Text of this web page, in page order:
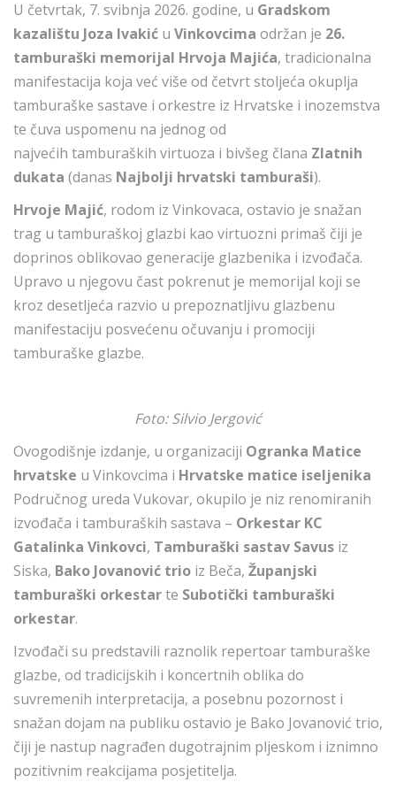
U četvrtak, 7. svibnja 2026. godine, u Gradskom
kazalištu Joza Ivakić u Vinkovcima održan je 26.
tamburaški memorijal Hrvoja Majića, tradicionalna
manifestacija koja već više od četvrt stoljeća okuplja
tamburaške sastave i orkestre iz Hrvatske i inozemstva
te čuva uspomenu na jednog od
najvećih tamburaških virtuoza i bivšeg člana Zlatnih
dukata (danas Najbolji hrvatski tamburaši).
Hrvoje Majić, rodom iz Vinkovaca, ostavio je snažan
trag u tamburaškoj glazbi kao virtuozni primaš čiji je
doprinos oblikovao generacije glazbenika i izvođača.
Upravo u njegovu čast pokrenut je memorijal koji se
kroz desetljeća razvio u prepoznatljivu glazbenu
manifestaciju posvećenu očuvanju i promociji
tamburaške glazbe.
Foto: Silvio Jergović
Ovogodišnje izdanje, u organizaciji Ogranka Matice
hrvatske u Vinkovcima i Hrvatske matice iseljenika
Područnog ureda Vukovar, okupilo je niz renomiranih
izvođača i tamburaških sastava – Orkestar KC
Gatalinka Vinkovci, Tamburaški sastav Savus iz
Siska, Bako Jovanović trio iz Beča, Županjski
tamburaški orkestarte Subotički tamburaški
orkestar.
Izvođači su predstavili raznolik repertoar tamburaške
glazbe, od tradicijskih i koncertnih oblika do
suvremenih interpretacija, a posebnu pozornost i
snažan dojam na publiku ostavio je Bako Jovanović trio,
čiji je nastup nagrađen dugotrajnim pljeskom i iznimno
pozitivnim reakcijama posjetitelja.